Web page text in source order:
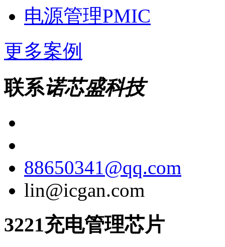
电源管理PMIC
更多案例
联系诺芯盛科技
88650341@qq.com
lin@icgan.com
3221充电管理芯片